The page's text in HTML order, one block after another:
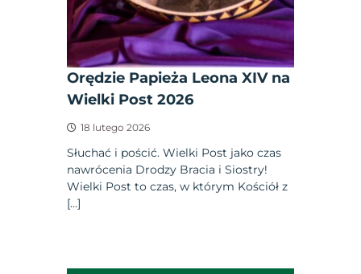
Orędzie Papieża Leona XIV na
Wielki Post 2026
18 lutego 2026
Słuchać i pościć. Wielki Post jako czas
nawrócenia Drodzy Bracia i Siostry!
Wielki Post to czas, w którym Kościół z
[…]